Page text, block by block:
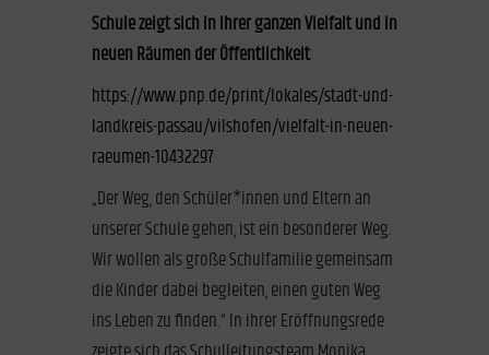
Schule zeigt sich in ihrer ganzen Vielfalt und in
neuen Räumen der Öffentlichkeit
https://www.pnp.de/print/lokales/stadt-und-
landkreis-passau/vilshofen/vielfalt-in-neuen-
raeumen-10432297
„Der Weg, den Schüler*innen und Eltern an
unserer Schule gehen, ist ein besonderer Weg.
Wir wollen als große Schulfamilie gemeinsam
die Kinder dabei begleiten, einen guten Weg
ins Leben zu finden.“ In ihrer Eröffnungsrede